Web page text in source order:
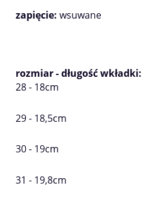
zapięcie: wsuwane
rozmiar - długość wkładki:
28 - 18cm
29 - 18,5cm
30 - 19cm
31 - 19,8cm